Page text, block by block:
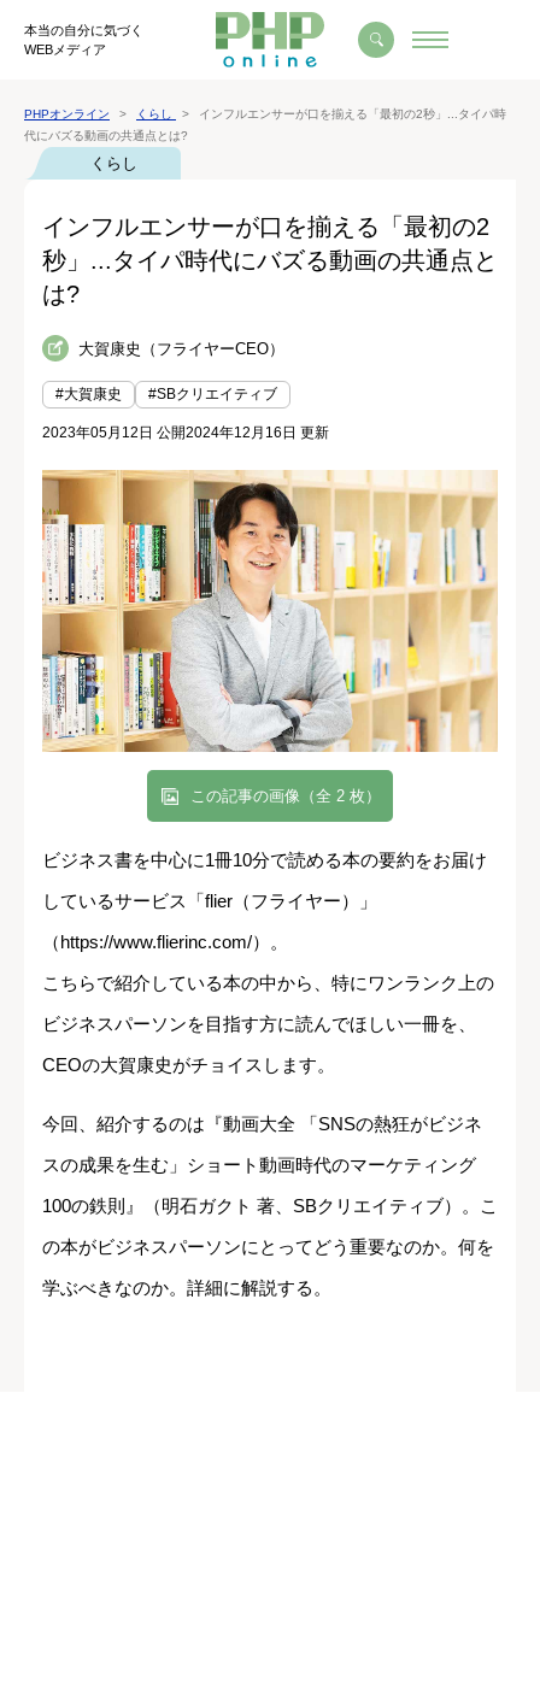
本当の自分に気づく
WEBメディア
PHPオンライン くらし
インフルエンサーが口を揃える「最初の2秒」...タイパ時
代にバズる動画の共通点とは?
くらし
インフルエンサーが口を揃える「最初の2
秒」...タイパ時代にバズる動画の共通点と
は?
大賀康史（フライヤーCEO）
#大賀康史 #SBクリエイティブ
2023年05月12日 公開2024年12月16日 更新
この記事の画像（全 2 枚）
ビジネス書を中心に1冊10分で読める本の要約をお届け
しているサービス「flier（フライヤー）」
（https://www.flierinc.com/）。
こちらで紹介している本の中から、特にワンランク上の
ビジネスパーソンを目指す方に読んでほしい一冊を、
CEOの大賀康史がチョイスします。
今回、紹介するのは『動画大全 「SNSの熱狂がビジネ
スの成果を生む」ショート動画時代のマーケティング
100の鉄則』（明石ガクト 著、SBクリエイティブ）。こ
の本がビジネスパーソンにとってどう重要なのか。何を
学ぶべきなのか。詳細に解説する。